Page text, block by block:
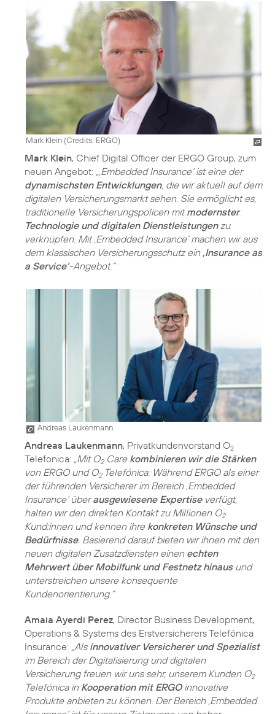
Mark Klein (Credits: ERGO)
Mark Klein, Chief Digital Officer der ERGO Group, zum
neuen Angebot:
„‚Embedded Insurance‘ ist eine der
dynamischsten Entwicklungen, die wir aktuell auf dem
digitalen Versicherungsmarkt sehen. Sie ermöglicht es,
traditionelle Versicherungspolicen mitmodernster
Technologie und digitalen Dienstleistungenzu
verknüpfen. Mit ‚Embedded Insurance‘ machen wir aus
dem klassischen Versicherungsschutz ein ‚Insurance as
a Service‘-Angebot.“
Andreas Laukenmann
Andreas Laukenmann, Privatkundenvorstand O2
Telefonica: „Mit O2Care kombinieren wir die Stärken
von ERGO und O2Telefónica: Während ERGO als einer
der führenden Versicherer im Bereich ‚Embedded
Insurance‘ überausgewiesene Expertiseverfügt,
halten wir den direkten Kontakt zu Millionen O2
Kund:innen und kennen ihre konkreten Wünsche und
Bedürfnisse. Basierend darauf bieten wir ihnen mit den
neuen digitalen Zusatzdiensten einen echten
Mehrwert über Mobilfunk und Festnetz hinausund
unterstreichen unsere konsequente
Kundenorientierung.“
Amaia Ayerdi Perez, Director Business Development,
Operations & Systems des Erstversicherers Telefónica
Insurance: „Als innovativer Versicherer und Spezialist
im Bereich der Digitalisierung und digitalen
Versicherung freuen wir uns sehr, unserem Kunden O2
Telefónica in Kooperation mit ERGOinnovative
Produkte anbieten zu können. Der Bereich ‚Embedded